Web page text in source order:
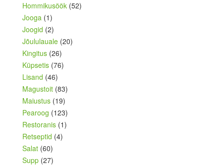
Hommikusöök (52)
Jooga (1)
Joogid (2)
Jõululauale (20)
Kingitus (26)
Küpsetis (76)
Lisand (46)
Magustoit (83)
Maiustus (19)
Pearoog (123)
Restoranis (1)
Retseptid (4)
Salat (60)
Supp (27)